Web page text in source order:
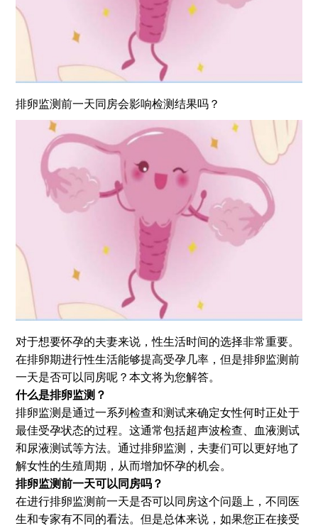
排卵监测前一天同房会影响检测结果吗？
对于想要怀孕的夫妻来说，性生活时间的选择非常重要。
在排卵期进行性生活能够提高受孕几率，但是排卵监测前
一天是否可以同房呢？本文将为您解答。
什么是排卵监测？
排卵监测是通过一系列检查和测试来确定女性何时正处于
最佳受孕状态的过程。这通常包括超声波检查、血液测试
和尿液测试等方法。通过排卵监测，夫妻们可以更好地了
解女性的生殖周期，从而增加怀孕的机会。
排卵监测前一天可以同房吗？
在进行排卵监测前一天是否可以同房这个问题上，不同医
生和专家有不同的看法。但是总体来说，如果您正在接受